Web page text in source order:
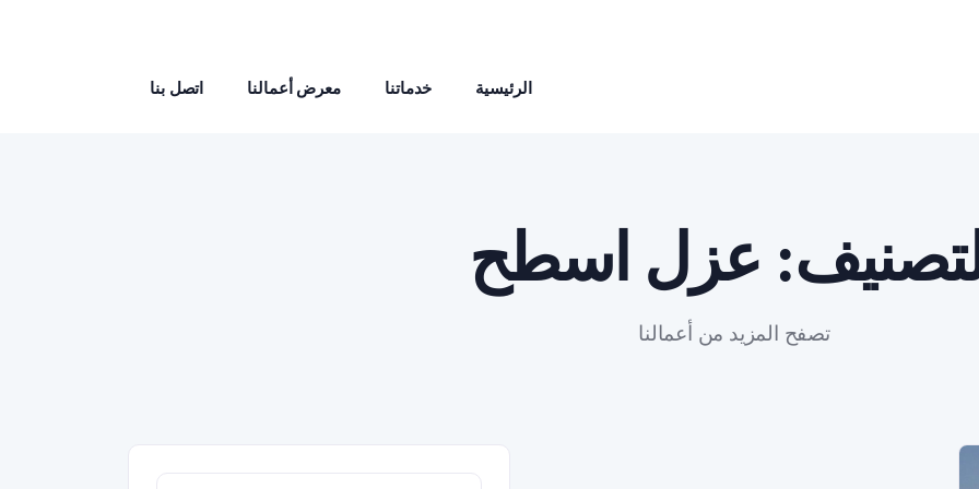
الرئيسية خدماتنا معرض أعمالنا اتصل بنا
عزل اسطح
تصفح المزيد من أعمالنا